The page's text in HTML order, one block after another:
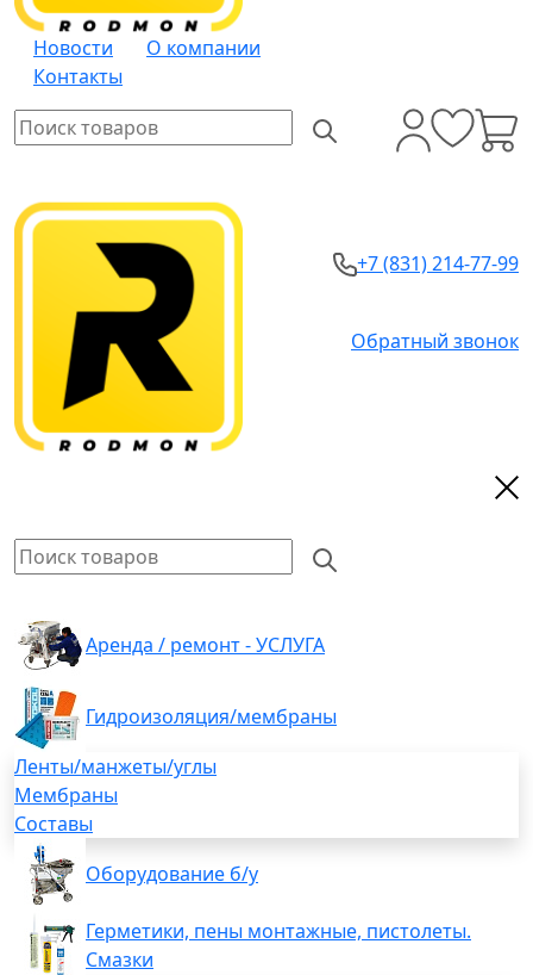
Новости
О компании
Контакты
+7 (831) 214-77-99
Обратный звонок
Аренда / ремонт - УСЛУГА
Гидроизоляция/мембраны
Ленты/манжеты/углы
Мембраны
Составы
Оборудование б/у
Герметики, пены монтажные, пистолеты.
Смазки